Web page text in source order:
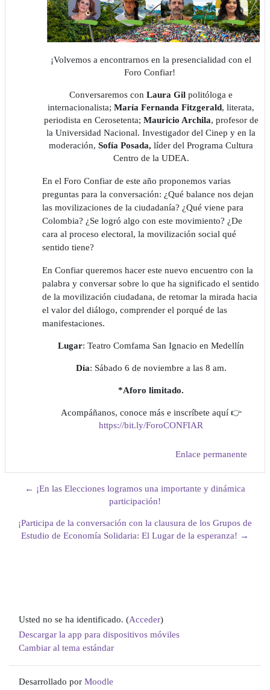
¡Volvemos a encontrarnos en la presencialidad con el
Foro Confiar!
Conversaremos con Laura Gil politóloga e
internacionalista; María Fernanda Fitzgerald, literata,
periodista en Cerosetenta; Mauricio Archila, profesor de
la Universidad Nacional. Investigador del Cinep y en la
moderación, Sofía Posada, líder del Programa Cultura
Centro de la UDEA.
En el Foro Confiar de este año proponemos varias
preguntas para la conversación: ¿Qué balance nos dejan
las movilizaciones de la ciudadanía? ¿Qué viene para
Colombia? ¿Se logró algo con este movimiento? ¿De
cara al proceso electoral, la movilización social qué
sentido tiene?
En Confiar queremos hacer este nuevo encuentro con la
palabra y conversar sobre lo que ha significado el sentido
de la movilización ciudadana, de retomar la mirada hacia
el valor del diálogo, comprender el porqué de las
manifestaciones.
Lugar: Teatro Comfama San Ignacio en Medellín
Día: Sábado 6 de noviembre a las 8 am.
*Aforo limitado.
Acompáñanos, conoce más e inscríbete aquí 👉
https://bit.ly/ForoCONFIAR
Enlace permanente
← ¡En las Elecciones logramos una importante y dinámica
participación!
¡Participa de la conversación con la clausura de los Grupos de
Estudio de Economía Solidaria: El Lugar de la esperanza! →
Usted no se ha identificado. (Acceder)
Descargar la app para dispositivos móviles
Cambiar al tema estándar
Desarrollado por Moodle